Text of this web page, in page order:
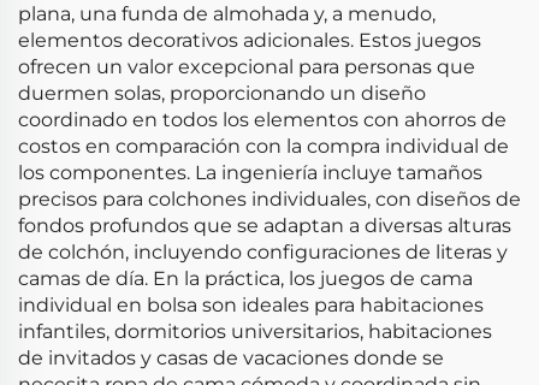
plana, una funda de almohada y, a menudo,
elementos decorativos adicionales. Estos juegos
ofrecen un valor excepcional para personas que
duermen solas, proporcionando un diseño
coordinado en todos los elementos con ahorros de
costos en comparación con la compra individual de
los componentes. La ingeniería incluye tamaños
precisos para colchones individuales, con diseños de
fondos profundos que se adaptan a diversas alturas
de colchón, incluyendo configuraciones de literas y
camas de día. En la práctica, los juegos de cama
individual en bolsa son ideales para habitaciones
infantiles, dormitorios universitarios, habitaciones
de invitados y casas de vacaciones donde se